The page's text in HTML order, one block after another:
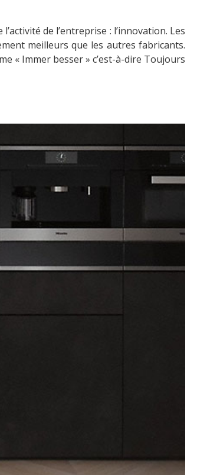
de l’entreprise : l’innovation. Les
meilleurs que les autres fabricants.
« Immer besser » c’est-à-dire Toujours